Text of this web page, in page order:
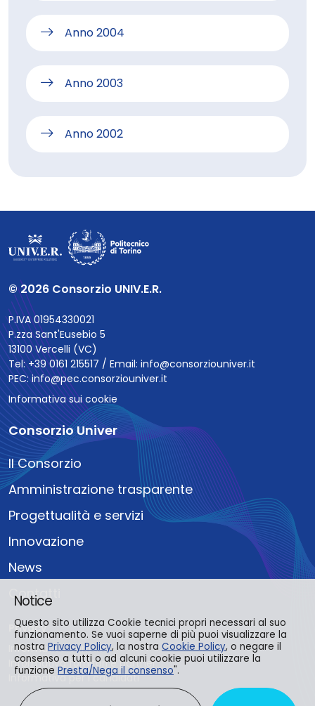
Anno 2004
Anno 2003
Anno 2002
© 2026 Consorzio UNIV.E.R.
P.IVA 01954330021
P.zza Sant'Eusebio 5
13100 Vercelli (VC)
Tel: +39 0161 215517 / Email: info@consorziouniver.it
PEC:info@pec.consorziouniver.it
Informativa sui cookie
Consorzio Univer
Il Consorzio
Amministrazione trasparente
Progettualità e servizi
Innovazione
News
Contatti
Privacy
Informativa contatti
Informativa fornitori e partner
Informativa per i candidati
Notice
Questo sito utilizza Cookie tecnici propri necessari al suo
funzionamento. Se vuoi saperne di più puoi visualizzare la
nostra Privacy Policy, la nostra Cookie Policy, o negare il
consenso a tutti o ad alcuni cookie puoi utilizzare la
funzione Presta/Nega il consenso".